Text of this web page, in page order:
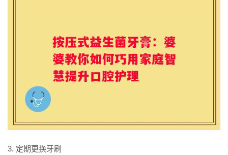
3. 定期更换牙刷